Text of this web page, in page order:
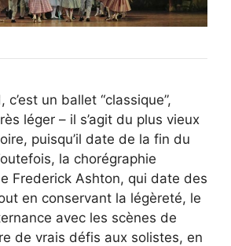
c’est un ballet “classique”,
léger – il s’agit du plus vieux
puisqu’il date de la fin du
la chorégraphie
Frederick Ashton, qui date des
en conservant la légèreté, le
avec les scènes de
de vrais défis aux solistes, en